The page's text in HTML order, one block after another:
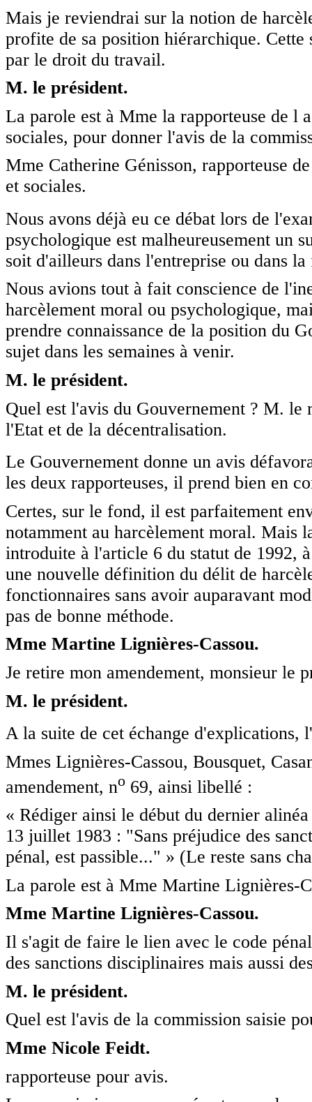
Mais je reviendrai sur la notion de
profite de sa position hiérarchique.
par le droit du travail.
M. le président.
La parole est à Mme la rapporteuse de l
sociales, pour donner l'avis de la
Mme Catherine Génisson, rapporteuse
et sociales.
Nous avons déjà eu ce débat lors de
psychologique est malheureusement un
soit d'ailleurs dans l'entreprise ou dans
Nous avions tout à fait conscience de
harcèlement moral ou psychologique,
prendre connaissance de la position du
sujet dans les semaines à venir.
M. le président.
Quel est l'avis du Gouvernement ? M.
l'Etat et de la décentralisation.
Le Gouvernement donne un avis
les deux rapporteuses, il prend bien en
Certes, sur le fond, il est parfaitement
notamment au harcèlement moral. Mais
introduite à l'article 6 du statut de 1992,
une nouvelle définition du délit de
fonctionnaires sans avoir auparavant
pas de bonne méthode.
Mme Martine Lignières-Cassou.
Je retire mon amendement, monsieur le
M. le président.
A la suite de cet échange d'explications,
Mmes Lignières-Cassou, Bousquet,
amendement, no 69, ainsi libellé :
« Rédiger ainsi le début du dernier
13 juillet 1983 : "Sans préjudice des
pénal, est passible..." » (Le reste sans
La parole est à Mme Martine Lignières-
Mme Martine Lignières-Cassou.
Il s'agit de faire le lien avec le code
des sanctions disciplinaires mais aussi
M. le président.
Quel est l'avis de la commission saisie
Mme Nicole Feidt.
rapporteuse pour avis.